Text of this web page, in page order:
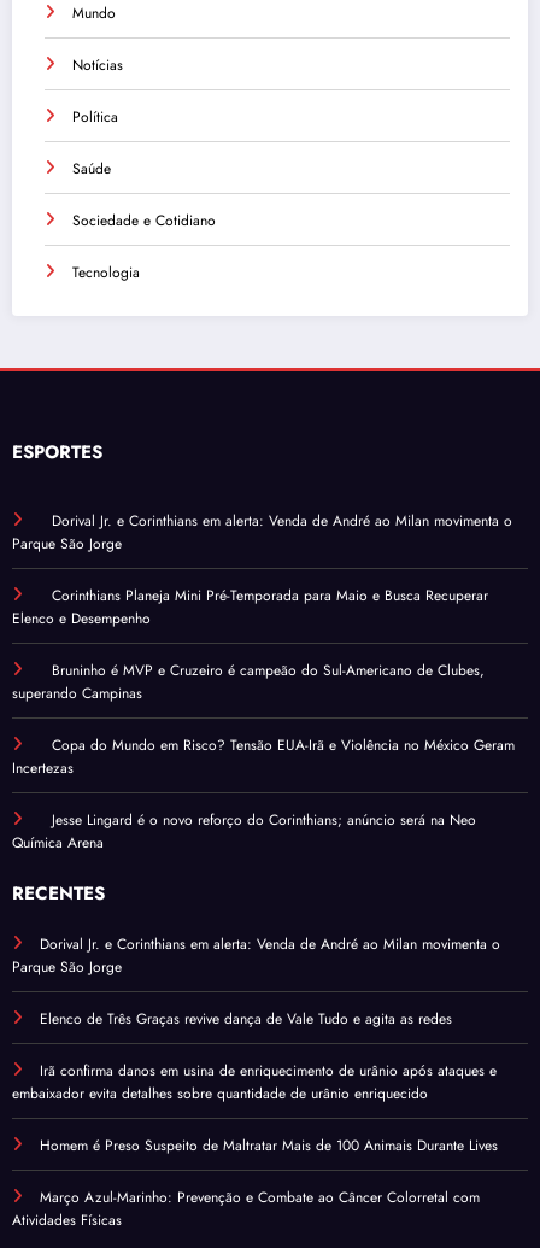
Mundo
Notícias
Política
Saúde
Sociedade e Cotidiano
Tecnologia
ESPORTES
Dorival Jr. e Corinthians em alerta: Venda de André ao Milan movimenta o
Parque São Jorge
Corinthians Planeja Mini Pré-Temporada para Maio e Busca Recuperar
Elenco e Desempenho
Bruninho é MVP e Cruzeiro é campeão do Sul-Americano de Clubes,
superando Campinas
Copa do Mundo em Risco? Tensão EUA-Irã e Violência no México Geram
Incertezas
Jesse Lingard é o novo reforço do Corinthians; anúncio será na Neo
Química Arena
RECENTES
Dorival Jr. e Corinthians em alerta: Venda de André ao Milan movimenta o
Parque São Jorge
Elenco de Três Graças revive dança de Vale Tudo e agita as redes
Irã confirma danos em usina de enriquecimento de urânio após ataques e
embaixador evita detalhes sobre quantidade de urânio enriquecido
Homem é Preso Suspeito de Maltratar Mais de 100 Animais Durante Lives
Março Azul-Marinho: Prevenção e Combate ao Câncer Colorretal com
Atividades Físicas